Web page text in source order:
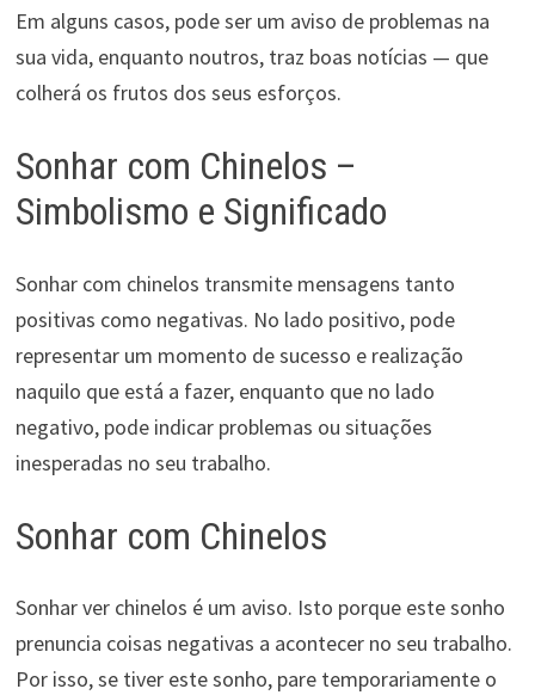
Em alguns casos, pode ser um aviso de problemas na
sua vida, enquanto noutros, traz boas notícias — que
colherá os frutos dos seus esforços.
Sonhar com Chinelos –
Simbolismo e Significado
Sonhar com chinelos transmite mensagens tanto
positivas como negativas. No lado positivo, pode
representar um momento de sucesso e realização
naquilo que está a fazer, enquanto que no lado
negativo, pode indicar problemas ou situações
inesperadas no seu trabalho.
Sonhar com Chinelos
Sonhar ver chinelos é um aviso. Isto porque este sonho
prenuncia coisas negativas a acontecer no seu trabalho.
Por isso, se tiver este sonho, pare temporariamente o